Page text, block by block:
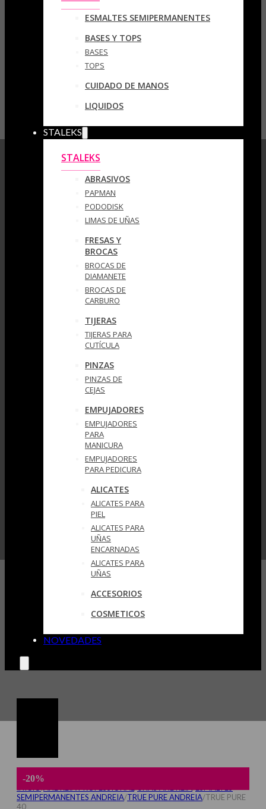
ESMALTES SEMIPERMANENTES
BASES Y TOPS
BASES
TOPS
CUIDADO DE MANOS
LIQUIDOS
STALEKS
STALEKS
ABRASIVOS
PAPMAN
PODODISK
LIMAS DE UÑAS
FRESAS Y
BROCAS
BROCAS DE
DIAMANETE
BROCAS DE
CARBURO
TIJERAS
TIJERAS PARA
CUTÍCULA
PINZAS
PINZAS DE
CEJAS
EMPUJADORES
EMPUJADORES
PARA
MANICURA
EMPUJADORES
PARA PEDICURA
ALICATES
ALICATES PARA
PIEL
ALICATES PARA
UÑAS
ENCARNADAS
ALICATES PARA
UÑAS
ACCESORIOS
COSMETICOS
NOVEDADES
-20%
SEMIPERMANENTES ANDREIA/TRUE PURE ANDREIA/TRUE PURE
40